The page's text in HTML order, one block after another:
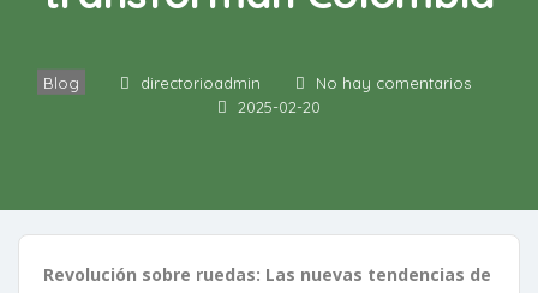
Blog directorioadmin
No hay comentarios
2025-02-20
Revolución sobre ruedas: Las nuevas tendencias de